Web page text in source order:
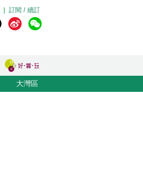
訂閱 / 續訂
大灣區